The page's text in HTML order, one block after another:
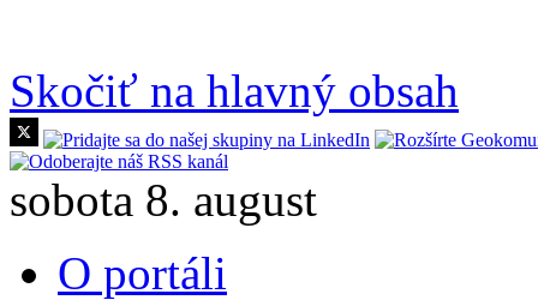
Skočiť na hlavný obsah
sobota 8. august
O portáli